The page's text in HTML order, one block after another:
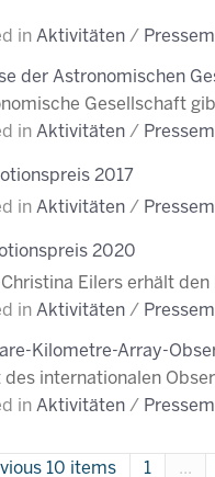
in Aktivitäten /
der Astronomischen
Gesellschaft
in Aktivitäten /
2017
in Aktivitäten /
2020
Christina Eilers erhält
in Aktivitäten /
Kilometre-Array-
des internationalen
in Aktivitäten /
10 items 1 ...